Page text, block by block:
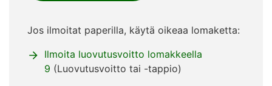
Jos ilmoitat paperilla, käytä oikeaa lomaketta:
Ilmoita luovutusvoitto lomakkeella
9 (Luovutusvoitto tai -tappio)